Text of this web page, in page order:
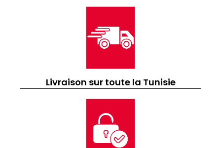
Livraison sur toute la Tunisie